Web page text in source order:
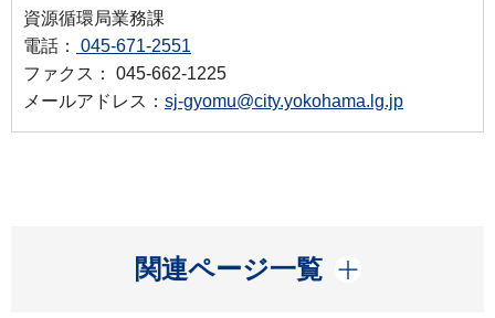
資源循環局業務課
電話：
045-671-2551
ファクス： 045-662-1225
メールアドレス： sj-gyomu@city.yokohama.lg.jp
関連ページ一覧
開く